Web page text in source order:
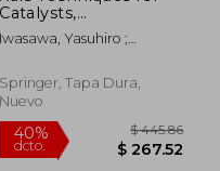
Catalysts,
Nanomaterials, and
Surfaces (en Inglés)
Iwasawa, Yasuhiro ;
Mizuki
Springer, Tapa Dura,
Nuevo